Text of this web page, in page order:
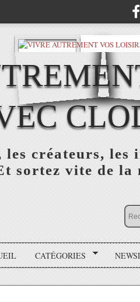
les créateurs,
sortez vite de la
CATÉGORIES